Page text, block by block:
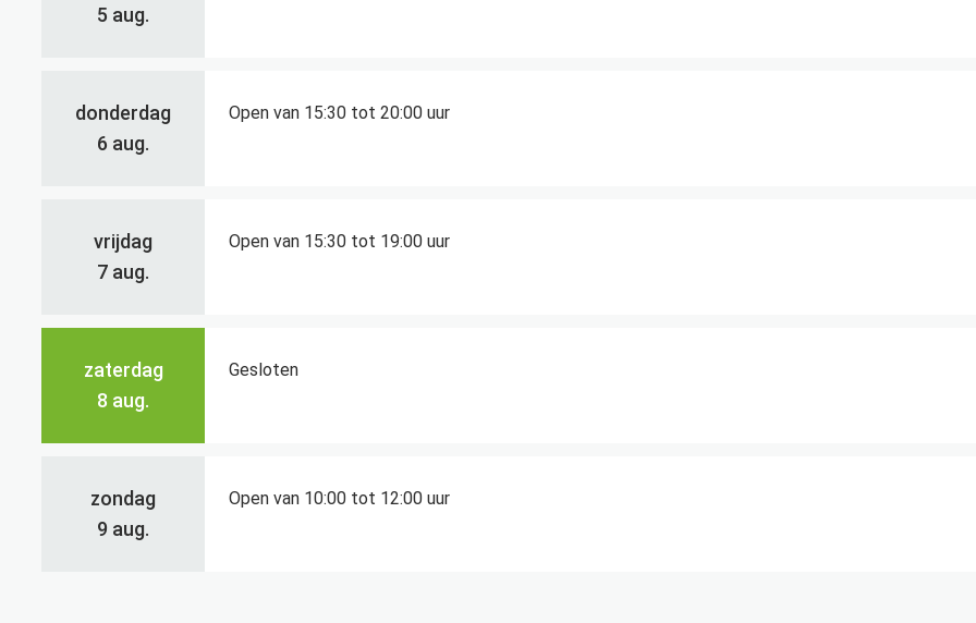
5 aug.
2026
donderdag
6 aug.
2026
Open van 15:30 tot 20:00 uur
vrijdag
7 aug.
2026
Open van 15:30 tot 19:00 uur
zaterdag
8 aug.
2026
Gesloten
zondag
9 aug.
2026
Open van 10:00 tot 12:00 uur